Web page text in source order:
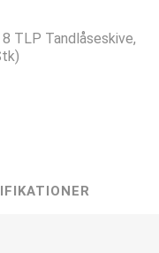
TLP Tandlåseskive,